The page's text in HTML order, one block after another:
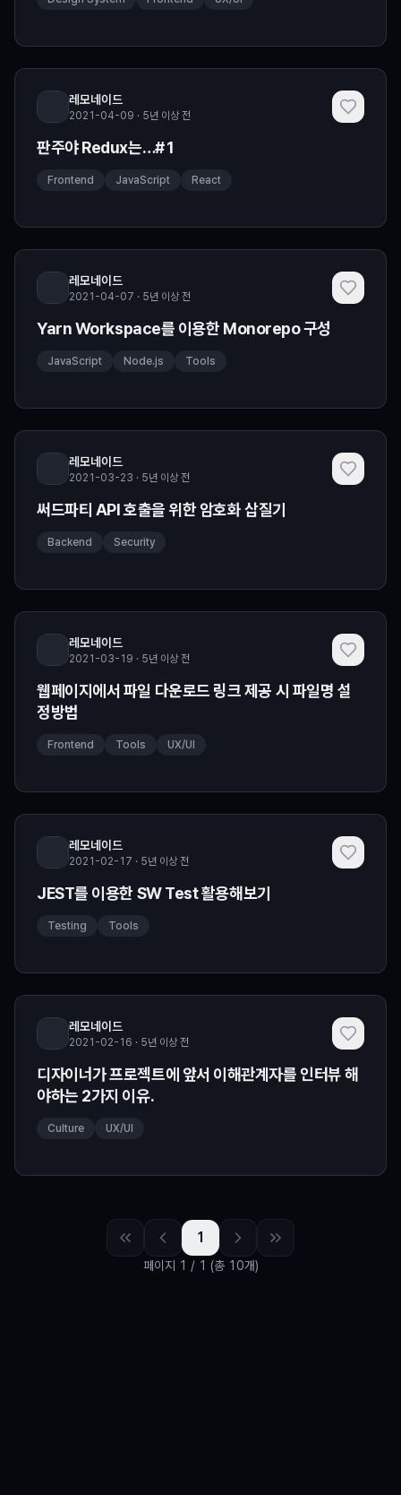
레모네이드
2021-04-09 · 5년 이상 전
판주야 Redux는…#1
Frontend JavaScript React
레모네이드
2021-04-07 · 5년 이상 전
Yarn Workspace를 이용한 Monorepo 구성
JavaScript Node.js Tools
레모네이드
2021-03-23 · 5년 이상 전
써드파티 API 호출을 위한 암호화 삽질기
Backend Security
레모네이드
2021-03-19 · 5년 이상 전
웹페이지에서 파일 다운로드 링크 제공 시 파일명 설
정방법
Frontend Tools UX/UI
레모네이드
2021-02-17 · 5년 이상 전
JEST를 이용한 SW Test 활용해보기
Testing Tools
레모네이드
2021-02-16 · 5년 이상 전
디자이너가 프로젝트에 앞서 이해관계자를 인터뷰 해
야하는 2가지 이유.
Culture UX/UI
1
페이지 1 / 1 (총 10개)